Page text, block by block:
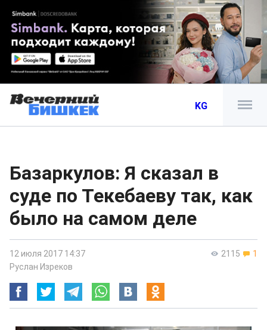
KG
Базаркулов: Я сказал в
суде по Текебаеву так, как
было на самом деле
2115 1
12 июля 2017 14:37
Руслан Изреков